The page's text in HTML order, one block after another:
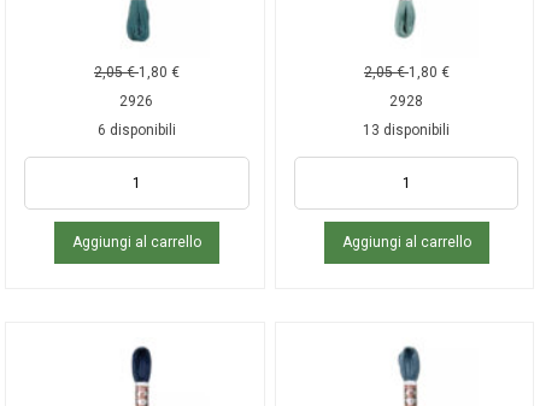
2,05€ 1,80 €
2926
6 disponibili
Aggiungi al carrello
2,05€ 1,80 €
2928
13 disponibili
Aggiungi al carrello